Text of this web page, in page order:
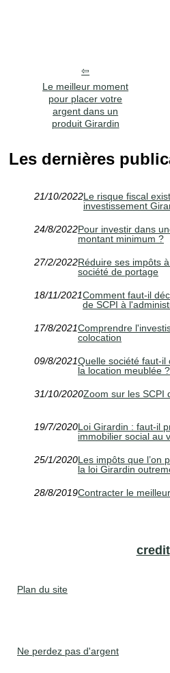
Le meilleur moment
pour placer votre
argent dans un
produit Girardin
Les dernières
21/10/2022Le risque fiscal
investissement
24/8/2022Pour investir dans
montant minimum ?
27/2/2022Réduire ses impôts
société de portage
18/11/2021Comment faut-il
de SCPI à
17/8/2021Comprendre
colocation
09/8/2021Quelle société faut-
la location meublée ?
31/10/2020Zoom sur les SCPI
19/7/2020Loi Girardin : faut-il
immobilier social au
25/1/2020Les impôts que l’on
la loi Girardin
28/8/2019Contracter le
credit
Plan du site
Ne perdez pas d'argent